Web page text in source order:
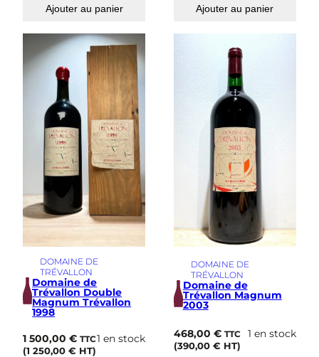
Ajouter au panier Ajouter au panier
DOMAINE DE
TRÉVALLON
Domaine de
Trévallon Double
Magnum Trévallon
1998
1 500,00€ TTC
(1 250,00€ HT)
1 en stock
DOMAINE DE
TRÉVALLON
Domaine de
Trévallon Magnum
2003
468,00 € TTC
(390,00 €HT)
1 en stock